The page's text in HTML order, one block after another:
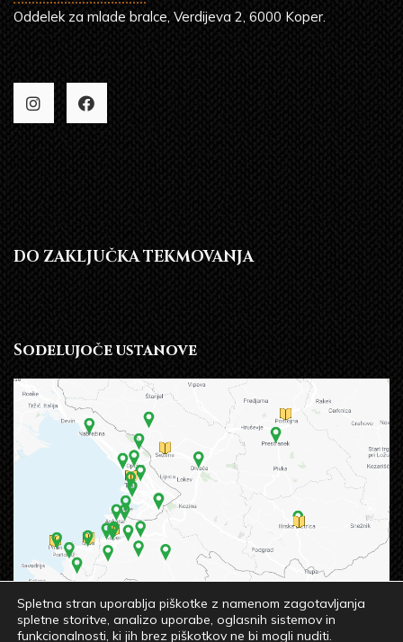
Oddelek za mlade bralce, Verdijeva 2, 6000 Koper.
DO ZAKLJUČKA TEKMOVANJA
Sodelujoče ustanove
Spletna stran uporablja piškotke z namenom zagotavljanja
spletne storitve, analizo uporabe, oglasnih sistemov in
funkcionalnosti, ki jih brez piškotkov ne bi mogli nuditi.